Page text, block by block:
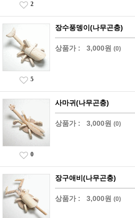
2
장수풍뎅이(나무곤충)
상품가 : 3,000원 (0)
5
사마귀(나무곤충)
상품가 : 3,000원 (0)
0
장구애비(나무곤충)
상품가 : 3,000원 (0)